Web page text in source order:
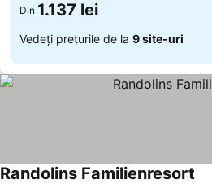
Din 1.137 lei
Vedeți prețurile de la 9 site-uri
Randolins Familienresort